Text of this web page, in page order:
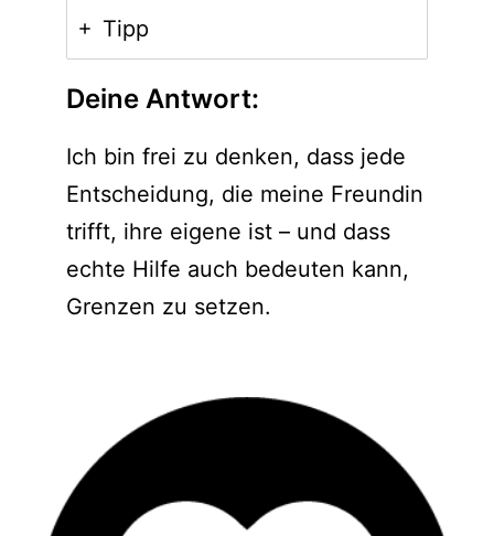
Tipp
Deine Antwort:
Ich bin frei zu denken, dass jede
Entscheidung, die meine Freundin
trifft, ihre eigene ist – und dass
echte Hilfe auch bedeuten kann,
Grenzen zu setzen.